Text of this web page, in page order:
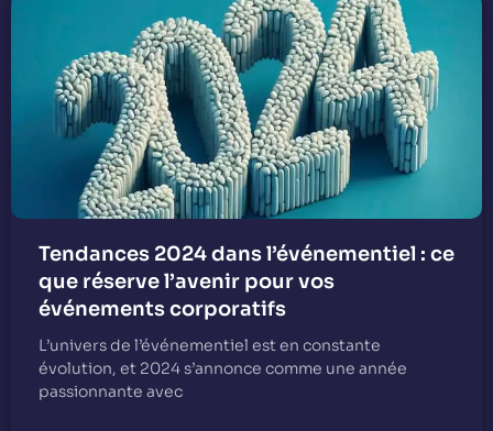
Tendances 2024 dans l’événementiel : ce
que réserve l’avenir pour vos
événements corporatifs
L’univers de l’événementiel est en constante
évolution, et 2024 s’annonce comme une année
passionnante avec